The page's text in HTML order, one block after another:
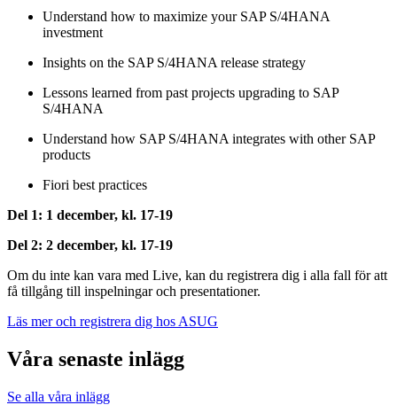
Understand how to maximize your SAP S/4HANA
investment
Insights on the SAP S/4HANA release strategy
Lessons learned from past projects upgrading to SAP
S/4HANA
Understand how SAP S/4HANA integrates with other SAP
products
Fiori best practices
Del 1: 1 december, kl. 17-19
Del 2: 2 december, kl. 17-19
Om du inte kan vara med Live, kan du registrera dig i alla fall för att
få tillgång till inspelningar och presentationer.
Läs mer och registrera dig hos ASUG
Våra senaste inlägg
Se alla våra inlägg